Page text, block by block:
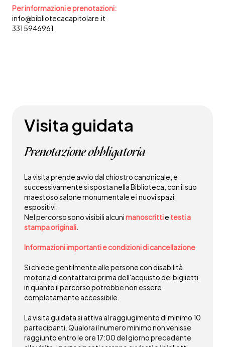
Per informazioni e prenotazioni:
info@bibliotecacapitolare.it
331 5946961
Visita guidata
Prenotazione obbligatoria
La visita prende avvio dal chiostro canonicale, e
successivamente si sposta nella Biblioteca, con il suo
maestoso salone monumentale e i nuovi spazi
espositivi.
Nel percorso sono visibili alcunimanoscrittietesti a
stampa originali.
Informazioni importanti e condizioni di cancellazione
Si chiede gentilmente alle persone con disabilità
motoria di contattarci prima dell'acquisto dei biglietti
in quanto il percorso potrebbe non essere
completamente accessibile.
La visita guidata si attiva al raggiugimento di minimo 10
partecipanti. Qualora il numero minimo non venisse
raggiunto entro le ore 17:00 del giorno precedente